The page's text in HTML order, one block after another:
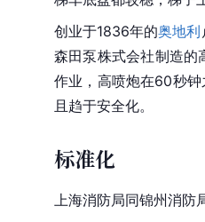
创业于1836年的奥地利
森田泵株式会社制造的
作业，高喷炮在60秒
且趋于安全化。
标准化
上海消防局同锦州消防